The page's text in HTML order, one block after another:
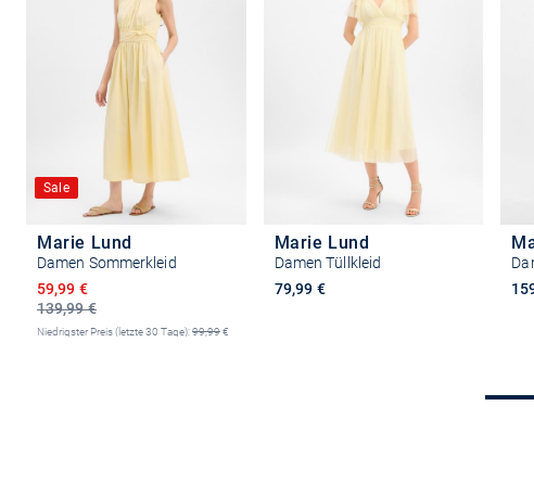
Sale
Marie Lund
Damen Sommerkleid
139,99 €
Ermäßigter Preis
59,99 €
Niedrigster Preis (letzte 30 Tage):99,99€
Marie Lund
Damen Tüllkleid
79,99 €